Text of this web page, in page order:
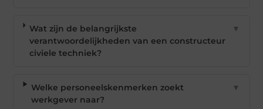
Wat zijn de belangrijkste
verantwoordelijkheden van een constructeur
civiele techniek?
▼
Welke personeelskenmerken zoekt
werkgever naar?
▼